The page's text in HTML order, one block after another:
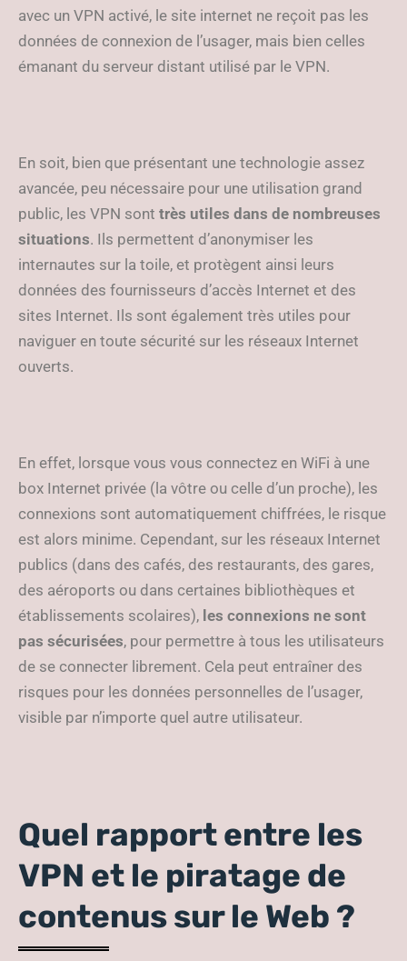
avec un VPN activé, le site internet ne reçoit pas les
données de connexion de l’usager, mais bien celles
émanant du serveur distant utilisé par le VPN.
En soit, bien que présentant une technologie assez
avancée, peu nécessaire pour une utilisation grand
public, les VPN sont très utiles dans de nombreuses
situations. Ils permettent d’anonymiser les
internautes sur la toile, et protègent ainsi leurs
données des fournisseurs d’accès Internet et des
sites Internet. Ils sont également très utiles pour
naviguer en toute sécurité sur les réseaux Internet
ouverts.
En effet, lorsque vous vous connectez en WiFi à une
box Internet privée (la vôtre ou celle d’un proche), les
connexions sont automatiquement chiffrées, le risque
est alors minime. Cependant, sur les réseaux Internet
publics (dans des cafés, des restaurants, des gares,
des aéroports ou dans certaines bibliothèques et
établissements scolaires), les connexions ne sont
pas sécurisées, pour permettre à tous les utilisateurs
de se connecter librement. Cela peut entraîner des
risques pour les données personnelles de l’usager,
visible par n’importe quel autre utilisateur.
Quel rapport entre les
VPN et le piratage de
contenus sur le Web ?